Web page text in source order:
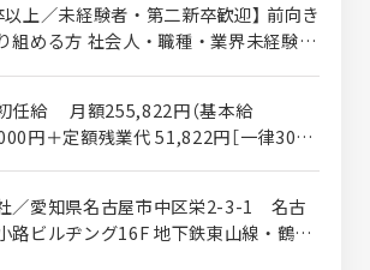
東海エリアを地元とする優良企業。 中
メインです。 【営業手法】 はじめ
営業が中心で、慣れたら既存顧客も担
いただきます。 ※ご期待を頂いた企業
ォローもお任せします。 ※知名度があ
提案しやすいのが強みです。 【提案す
「エンジニア転職フェア」「ジモト転職ナ
新卒採用メディア「新卒ナビ」「ジモト
以上／未経験者・第二新卒歓迎】 前向き
組める方 社会人・職種・業界未経験の
為の手段を自ら試行し実行することが
好きな方 □戦略や企画を考える仕事が
□1社の企業と長くパートナーシップ
る仕事がしたい □広告やPR、イベン
に興味がある □地元密着で安定した環
任給 月額255,822円（基本給
円＋定額残業代 51,822円［一律30時
円（入社5年目、主任、賞与3ヶ月
額残業代含む）
／愛知県名古屋市中区栄2-3-1 名古
路ビルヂング16F 地下鉄東山線・鶴舞